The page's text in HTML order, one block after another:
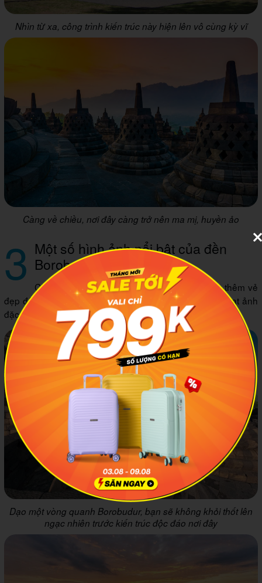
Nhìn từ xa, công trình kiến trúc này hiện lên vô cùng kỳ vĩ
Càng về chiều, nơi đây càng trở nên ma mị, huyền ảo
3 Một số hình ảnh nổi bật của đền
Borobudur
Cùng cẩm nang du lịch MIA.vnchiêm ngưỡng thêm vẻ
đẹp độc đáo của công trình kiến trúc Borobudur qua loạt ảnh
đặc sắc bên dưới đây.
Dạo một vòng quanh Borobudur, bạn sẽ không khỏi thốt lên
ngạc nhiên trước kiến trúc độc đáo nơi đây